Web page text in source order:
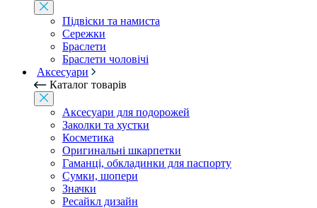
Підвіски та намиста
Сережки
Браслети
Браслети чоловічі
Аксесуари
Каталог товарів
Аксесуари для подорожей
Заколки та хустки
Косметика
Оригинальні шкарпетки
Гаманці, обкладинки для паспорту
Сумки, шопери
Значки
Ресайкл дизайн